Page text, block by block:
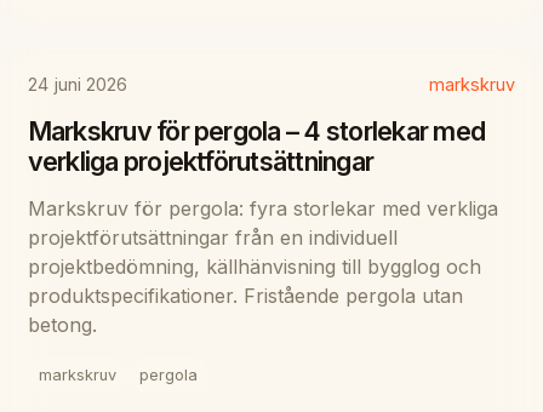
24 juni 2026 markskruv
Markskruv för pergola – 4 storlekar med
verkliga projektförutsättningar
Markskruv för pergola: fyra storlekar med verkliga
projektförutsättningar från en individuell
projektbedömning, källhänvisning till bygglog och
produktspecifikationer. Fristående pergola utan
betong.
markskruv pergola